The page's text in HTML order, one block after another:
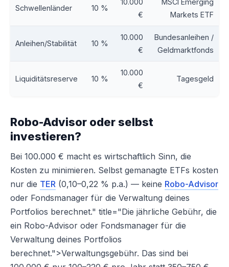
Schwellenländer 10 %
10.000
€
MSCI Emerging
Markets ETF
Anleihen/Stabilität 10 %
10.000
€
Bundesanleihen /
Geldmarktfonds
Liquiditätsreserve 10 %
10.000
€
Tagesgeld
Robo-Advisor oder selbst
investieren?
Bei 100.000 € macht es wirtschaftlich Sinn, die
Kosten zu minimieren. Selbst gemanagte ETFs kosten
nur die TER (0,10–0,22 % p.a.) — keine Robo-Advisor
oder Fondsmanager für die Verwaltung deines
Portfolios berechnet." title="Die jährliche Gebühr, die
ein Robo-Advisor oder Fondsmanager für die
Verwaltung deines Portfolios
berechnet.">Verwaltungsgebühr. Das sind bei